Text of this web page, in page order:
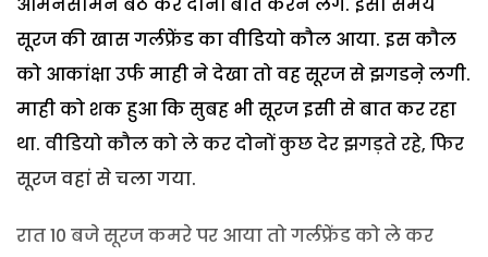
आमनेसामने बैठ कर दोनों बातें करने लगे. इसी समय
सूरज की खास गर्लफ्रेंड का वीडियो कौल आया. इस कौल
को आकांक्षा उर्फ माही ने देखा तो वह सूरज से झगडऩे लगी.
माही को शक हुआ कि सुबह भी सूरज इसी से बात कर रहा
था. वीडियो कौल को ले कर दोनों कुछ देर झगड़ते रहे, फिर
सूरज वहां से चला गया.
रात 10 बजे सूरज कमरे पर आया तो गर्लफ्रेंड को ले कर